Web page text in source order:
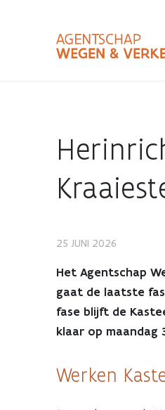
Zoekbalk
werken
aan
25 JUNI 2026
Het Agentschap
gaat de laatste
fase blijft de
klaar op maandag
Werken